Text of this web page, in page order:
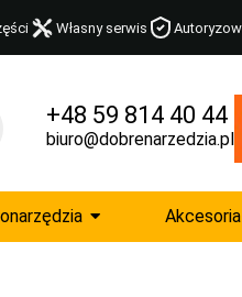
Własny serwis
+48 59 814 40 44
biuro@dobrenarzedzia.pl
Akcesoria